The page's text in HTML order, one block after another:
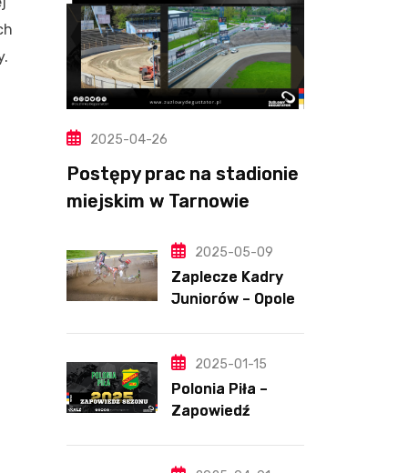
2025-04-26
Postępy prac na stadionie
miejskim w Tarnowie
2025-05-09
Zaplecze Kadry
Juniorów – Opole,
2025-01-15
Polonia Piła –
Zapowiedź